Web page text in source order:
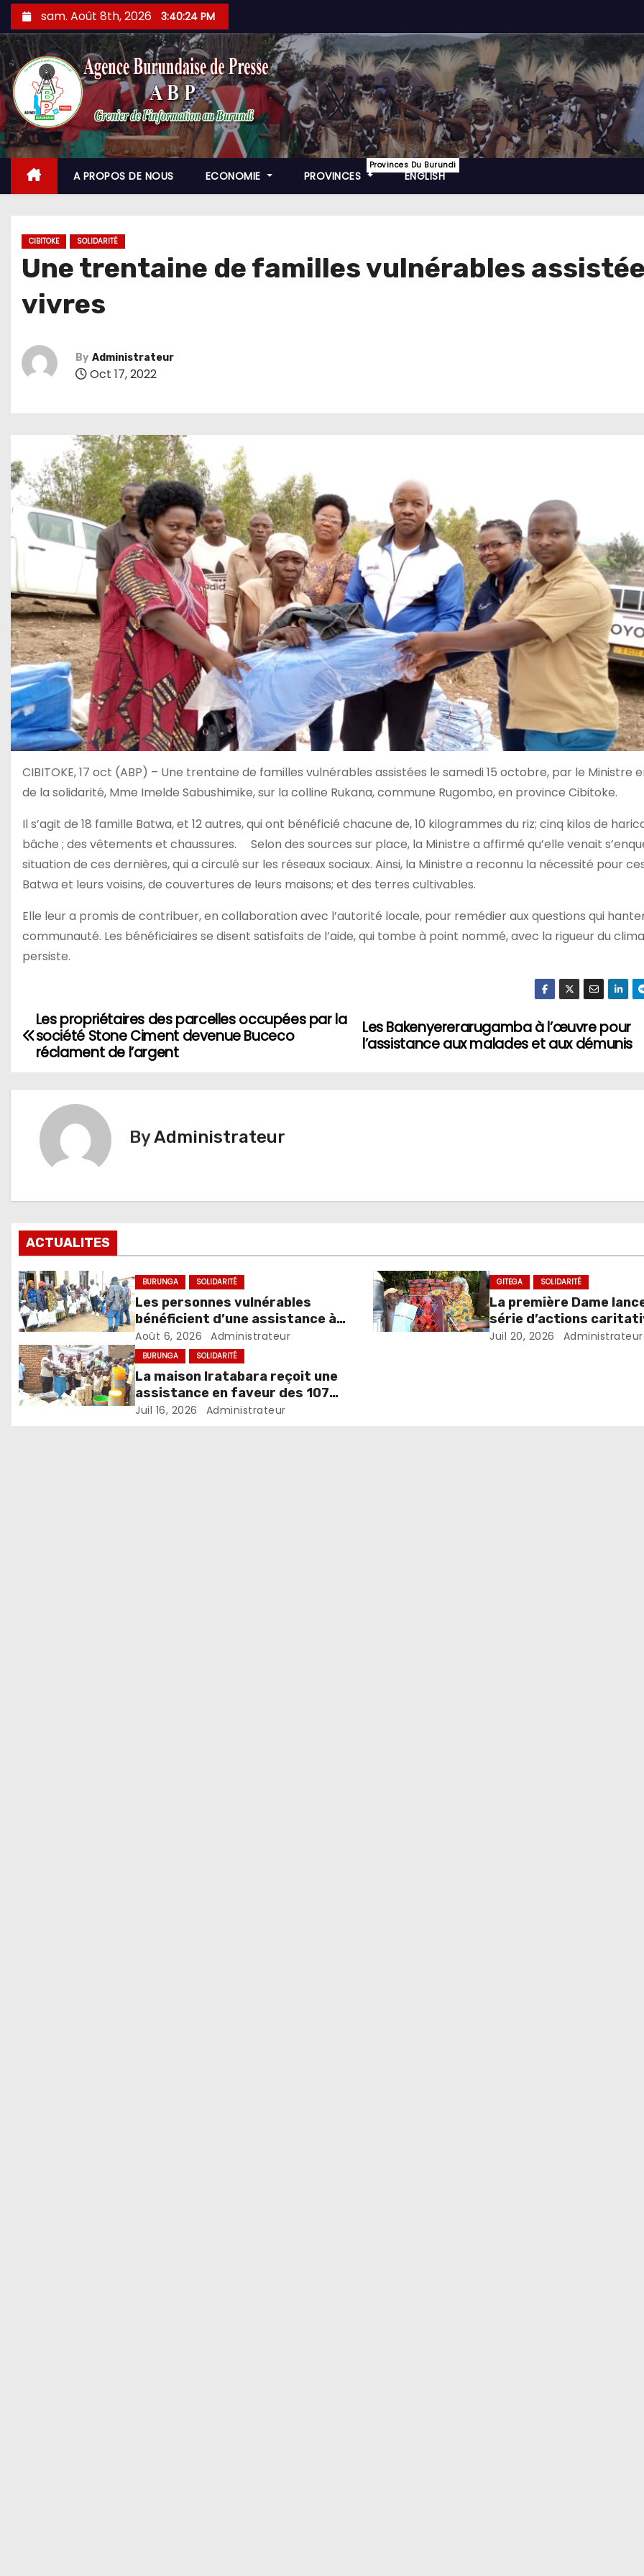
Skip
to
content
sam. Août 8th, 2026 3:40:25 PM
A PROPOS DE NOUS ECONOMIE PROVINCES
Provinces Du Burundi
ENGLISH
CIBITOKE SOLIDARITÉ
Une trentaine de familles vulnérables
vivres
By Administrateur
Oct 17, 2022
CIBITOKE, 17 oct (ABP) – Une trentaine de familles vulnérables assistées le samedi 15 octobre, par le Ministre
de la solidarité, Mme Imelde Sabushimike, sur la colline Rukana, commune Rugombo, en province Cibitoke.
Il s’agit de 18 famille Batwa, et 12 autres, qui ont bénéficié chacune de, 10 kilogrammes du riz; cinq kilos de
bâche ; des vêtements et chaussures. Selon des sources sur place, la Ministre a affirmé qu’elle venait
situation de ces dernières, qui a circulé sur les réseaux sociaux. Ainsi, la Ministre a reconnu la nécessité pour
Batwa et leurs voisins, de couvertures de leurs maisons; et des terres cultivables.
Elle leur a promis de contribuer, en collaboration avec l’autorité locale, pour remédier aux questions qui
communauté. Les bénéficiaires se disent satisfaits de l’aide, qui tombe à point nommé, avec la rigueur du
persiste.
Navigation
de
l’article
Les Bakenyererarugamba à l’œuvre pour
l’assistance aux malades et aux démunis
Les propriétaires des parcelles occupées par la
société Stone Ciment devenue Buceco
réclament de l’argent
ByAdministrateur
ACTUALITES
BURUNGA SOLIDARITÉ
Les personnes vulnérables
bénéficient d’une assistance à
l’occasion de la Journée de
solidarité communautaire
Août 6, 2026 Administrateur
GITEGA SOLIDARITÉ
La première Dame
série d’actions
l’occasion de son jubilé
Juil 20, 2026 Administrateur
BURUNGA SOLIDARITÉ
La maison Iratabara reçoit une
assistance en faveur des 107
orphelins qu’elle héberge
Juil 16, 2026 Administrateur